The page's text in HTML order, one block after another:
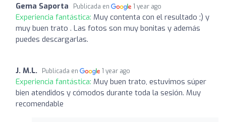
Gema Saporta Publicada en 1 year ago
Experiencia fantástica: Muy contenta con el resultado ;) y
muy buen trato . Las fotos son muy bonitas y además
puedes descargarlas.
J. M.L. Publicada en 1 year ago
Experiencia fantástica: Muy buen trato, estuvimos súper
bien atendidos y cómodos durante toda la sesión. Muy
recomendable